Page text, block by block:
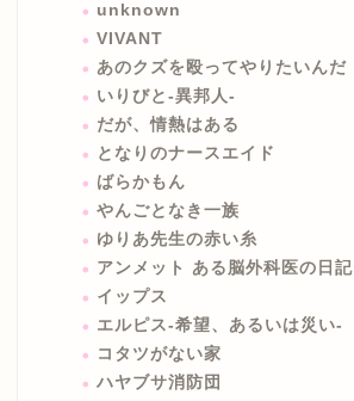
unknown
VIVANT
あのクズを殴ってやりたいんだ
いりびと-異邦人-
だが、情熱はある
となりのナースエイド
ばらかもん
やんごとなき一族
ゆりあ先生の赤い糸
アンメット ある脳外科医の日記
イップス
エルピス-希望、あるいは災い-
コタツがない家
ハヤブサ消防団